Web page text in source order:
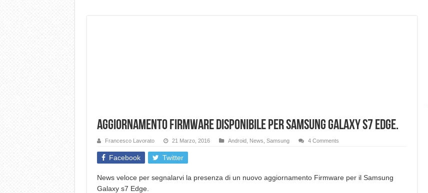
Aggiornamento Firmware disponibile per Samsung Galaxy s7 Edge.
Francesco Lavorato 21 Marzo, 2016 Android, News Samsung 4 Comments
Facebook Twitter
News veloce per segnalarvi la presenza di un nuovo aggiornamento Firmware per il Samsung
Galaxy s7 Edge.